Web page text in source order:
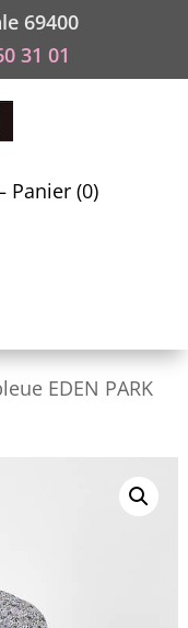
69400
31 01
Panier (0)
EDEN PARK